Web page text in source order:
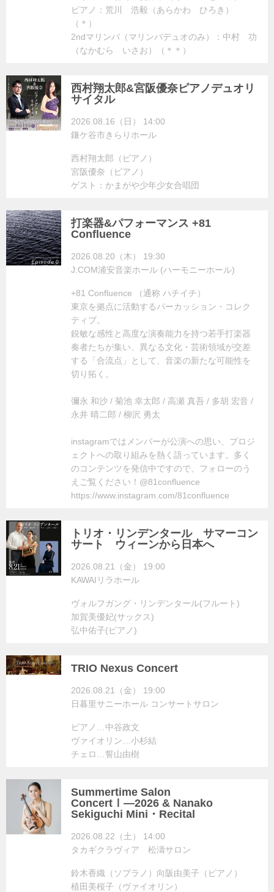
ピアノ：荒川 浩毅（あらかわ ひろき）
（＊）
2ndマリンバ（マリンバデュオのみ）：中村 功
（なかむら いさお）（＊＊）
西村翔太郎&宮阪優奈ピアノデュオリ
サイタル
2026.08.16（日） 14:00
鎌ケ谷市きらりホール
西村翔太郎（ピアノ）
宮阪優奈（ピアノ）
ゲスト：かまがや少年少女合唱団
打楽器&パフォーマンス +81
Confluence
2026.08.20（木） 19:30
J:COM浦安音楽ホール (ハーモニーホール)
+81 Confluence （通称 ハチイチ）
東京を拠点に活動するパーカッション・コレク
ティブ。
鋭敏な感性と高度な演奏能力を持つ若手打楽器
奏者たちが集い、異なる文化・芸術領域が交差
する「合流点」として、音楽の新たな可能性を
切り拓く。
彌永 和沙 / 菊池 幸太郎 / 高瀬 真吾 / 多胡 宏音 /
永井 晴二郎 / 柳沢 勇太
instagramではメンバーが公演への思い、プロジ
ェクトへの取り組みを熱く語っています。多く
のコンテンツを発信中ですので、フォローのう
えご覧ください！@81confluence
https://www.instagram.com/81confluence
トリオ・リンデンタール サマーコン
サート ウィーンから日本へ
2026.08.21（金） 19:00
KAWAIリラホール
ヴォルフガング・リンデンタール(フルート)
加賀美優妃(サックス)
弘中佑子(ピアノ)
TRIO Nexus Concert
2026.08.21（金） 19:00
日暮里サニーホール コンサートサロン
ピアノ…中谷政文
ヴァイオリン…小杉結
チェロ…誓山由樹
Summertime Salon
ConcertⅠ―2026 & Nanako
Sekiguchi Mini・Recital
2026.08.22（土） 14:00
タカギクラヴィア 松濤サロン
鈴木香織（ソプラノ）向阪由美子（ピアノ）
植田美桜子（ヴァイオリン）